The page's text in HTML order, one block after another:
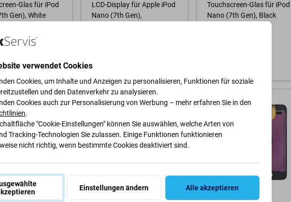
Glas für iPod
Gen), White
3 Stk
LCD-Display für Apple iPod
Nano (7th Gen),
Zum Warenkorb
Touchscreen-Glas für iPod
Nano (7th Gen), Black
Apple
verwendet Cookies
Cookies, um Inhalte und Anzeigen zu personalisieren, Funktionen für soziale
und den Datenverkehr zu analysieren.
Cookies auch zur Personalisierung von Werbung – mehr erfahren Sie in den
.
"Cookie-Einstellungen" können Sie auswählen, welche Arten von
Tracking-Technologien Sie zulassen. Einige Funktionen funktionieren
nicht richtig, wenn bestimmte Cookies deaktiviert sind.
Einstellungen ändern Alle akzeptieren